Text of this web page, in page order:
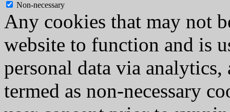
Non-necessary
Any cookies that may not
website to function and is
personal data via analytics,
termed as non-necessary